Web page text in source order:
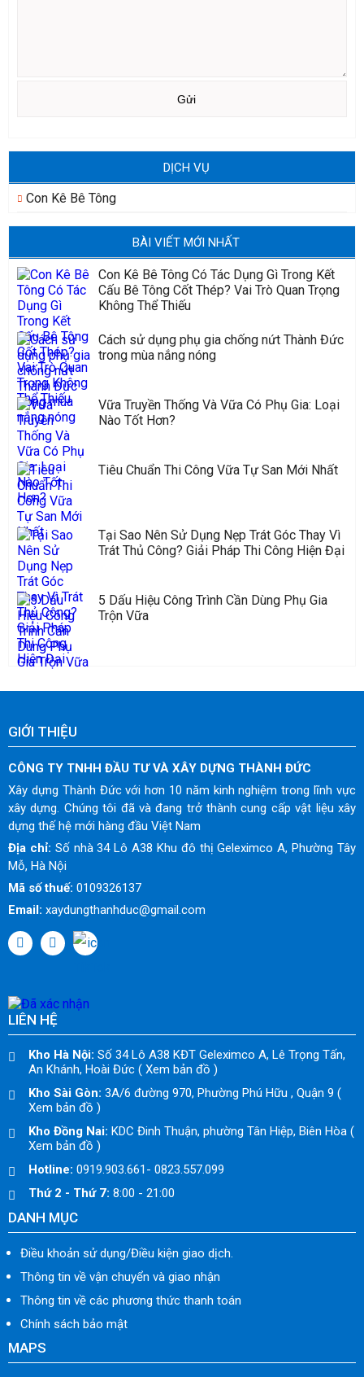
DỊCH VỤ
Con Kê Bê Tông
BÀI VIẾT MỚI NHẤT
Con Kê Bê Tông Có Tác Dụng Gì Trong Kết
Cấu Bê Tông Cốt Thép? Vai Trò Quan Trọng
Không Thể Thiếu
Cách sử dụng phụ gia chống nứt Thành Đức
trong mùa nắng nóng
Vữa Truyền Thống Và Vữa Có Phụ Gia: Loại
Nào Tốt Hơn?
Tiêu Chuẩn Thi Công Vữa Tự San Mới Nhất
Tại Sao Nên Sử Dụng Nẹp Trát Góc Thay Vì
Trát Thủ Công? Giải Pháp Thi Công Hiện Đại
5 Dấu Hiệu Công Trình Cần Dùng Phụ Gia
Trộn Vữa
GIỚI THIỆU
CÔNG TY TNHH ĐẦU TƯ VÀ XÂY DỰNG THÀNH ĐỨC
Xây dựng Thành Đức với hơn 10 năm kinh nghiệm trong lĩnh vực
xây dựng. Chúng tôi đã và đang trở thành cung cấp vật liệu xây
dựng thế hệ mới hàng đầu Việt Nam
Địa chỉ: Số nhà 34 Lô A38 Khu đô thị Geleximco A, Phường Tây
Mỗ, Hà Nội
Mã số thuế: 0109326137
Email: xaydungthanhduc@gmail.com
LIÊN HỆ
Kho Hà Nội: Số 34 Lô A38 KĐT Geleximco A, Lê Trọng Tấn,
An Khánh, Hoài Đức ( Xem bản đồ )
Kho Sài Gòn: 3A/6 đường 970, Phường Phú Hữu , Quận 9 (
Xem bản đồ )
Kho Đồng Nai: KDC Đinh Thuận, phường Tân Hiệp, Biên Hòa (
Xem bản đồ )
Hotline: 0919.903.661- 0823.557.099
Thứ 2 - Thứ 7: 8:00 - 21:00
DANH MỤC
Điều khoản sử dụng/Điều kiện giao dịch.
Thông tin về vận chuyển và giao nhận
Thông tin về các phương thức thanh toán
Chính sách bảo mật
MAPS